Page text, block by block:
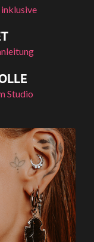
Studio